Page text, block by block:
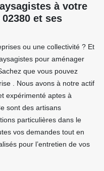
à votre
et ses
ou une collectivité ? Et
pour aménager
que vous pouvez
. Nous avons à notre actif
expérimenté aptes à
sont des artisans
particulières dans le
vos demandes tout en
pour l’entretien de vos